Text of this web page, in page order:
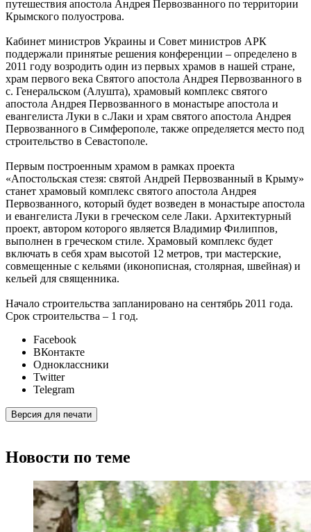
путешествия апостола Андрея Первозванного по территории
Крымского полуострова.
Кабинет министров Украины и Совет министров АРК
поддержали принятые решения конференции – определено в
2011 году возродить один из первых храмов в нашей стране,
храм первого века Святого апостола Андрея Первозванного в
с. Генеральском (Алушта), храмовый комплекс святого
апостола Андрея Первозванного в монастыре апостола и
евангелиста Луки в с.Лаки и храм святого апостола Андрея
Первозванного в Симферополе, также определяется место под
строительство в Севастополе.
Первым построенным храмом в рамках проекта
«Апостольская стезя: святой Андрей Первозванный в Крыму»
станет храмовый комплекс святого апостола Андрея
Первозванного, который будет возведен в монастыре апостола
и евангелиста Луки в греческом селе Лаки. Архитектурный
проект, автором которого является Владимир Филиппов,
выполнен в греческом стиле. Храмовый комплекс будет
включать в себя храм высотой 12 метров, три мастерские,
совмещенные с кельями (иконописная, столярная, швейная) и
кельей для священника.
Начало строительства запланировано на сентябрь 2011 года.
Срок строительства – 1 год.
Facebook
ВКонтакте
Одноклассники
Twitter
Telegram
Версия для печати
Новости по теме